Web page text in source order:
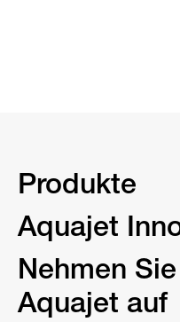
Produkte
Aquajet
Nehmen
Aquajet auf